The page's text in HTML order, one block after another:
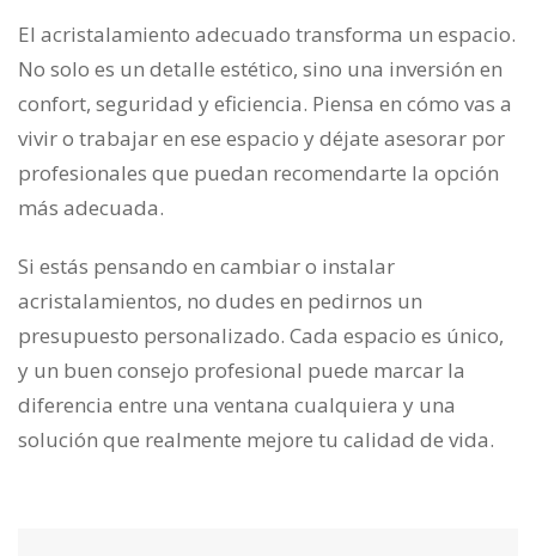
El acristalamiento adecuado transforma un espacio.
No solo es un detalle estético, sino una inversión en
confort, seguridad y eficiencia. Piensa en cómo vas a
vivir o trabajar en ese espacio y déjate asesorar por
profesionales que puedan recomendarte la opción
más adecuada.
Si estás pensando en cambiar o instalar
acristalamientos, no dudes en pedirnos un
presupuesto personalizado. Cada espacio es único,
y un buen consejo profesional puede marcar la
diferencia entre una ventana cualquiera y una
solución que realmente mejore tu calidad de vida.